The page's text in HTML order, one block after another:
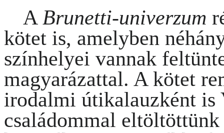
A Brunetti-univerzum
kötet is, amelyben
színhelyei vannak
magyarázattal. A kötet
irodalmi útikalauzként is
családommal eltöltöttünk